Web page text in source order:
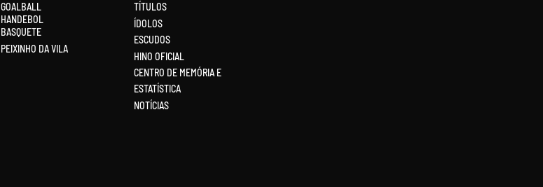
GOALBALL
HANDEBOL
BASQUETE
PEIXINHO DA VILA
TÍTULOS
ÍDOLOS
ESCUDOS
HINO OFICIAL
CENTRO DE MEMÓRIA E
ESTATÍSTICA
NOTÍCIAS